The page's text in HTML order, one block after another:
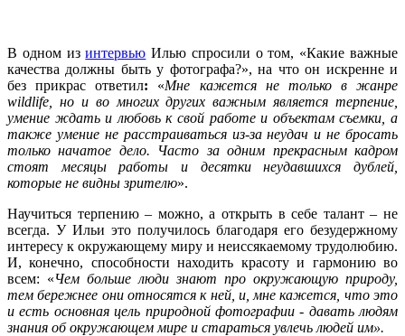
В одном изинтервью Илью спросили о том, «Какие важные
качества должны быть у фотографа?», на что он искренне и
без прикрас ответил: «Мне кажется не только в жанре
wildlife, но и во многих других важным является терпение,
умение ждать и любовь к свой работе и объектам съемки, а
также умение не расстраиваться из-за неудач и не бросать
только начатое дело. Часто за одним прекрасным кадром
стоят месяцы работы и десятки неудавшихся дублей,
которые не видны зрителю».
Научиться терпению – можно, а открыть в себе талант – не
всегда. У Ильи это получилось благодаря его безудержному
интересу к окружающему миру и неиссякаемому трудолюбию.
И, конечно, способности находить красоту и гармонию во
всем: «Чем больше люди знают про окружающую природу,
тем бережнее они относятся к ней, и, мне кажется, что это
и есть основная цель природной фотографии - давать людям
знания об окружающем мире и стараться увлечь людей им».